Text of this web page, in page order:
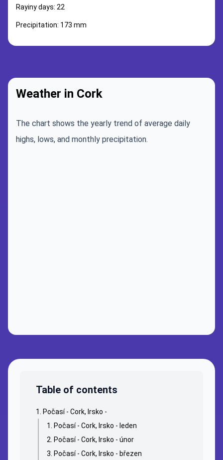
Rayiny days: 22
Precipitation: 173 mm
Weather in Cork
The chart shows the yearly trend of average daily
highs, lows, and monthly precipitation.
Table of contents
Počasí - Cork, Irsko -
Počasí - Cork, Irsko - leden
Počasí - Cork, Irsko - únor
Počasí - Cork, Irsko - březen